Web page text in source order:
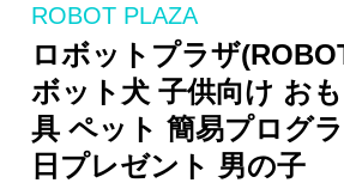
ROBOT PLAZA
ロボットプラザ
ボット犬 子供向け お
具 ペット 簡易プログ
日プレゼント 男の子